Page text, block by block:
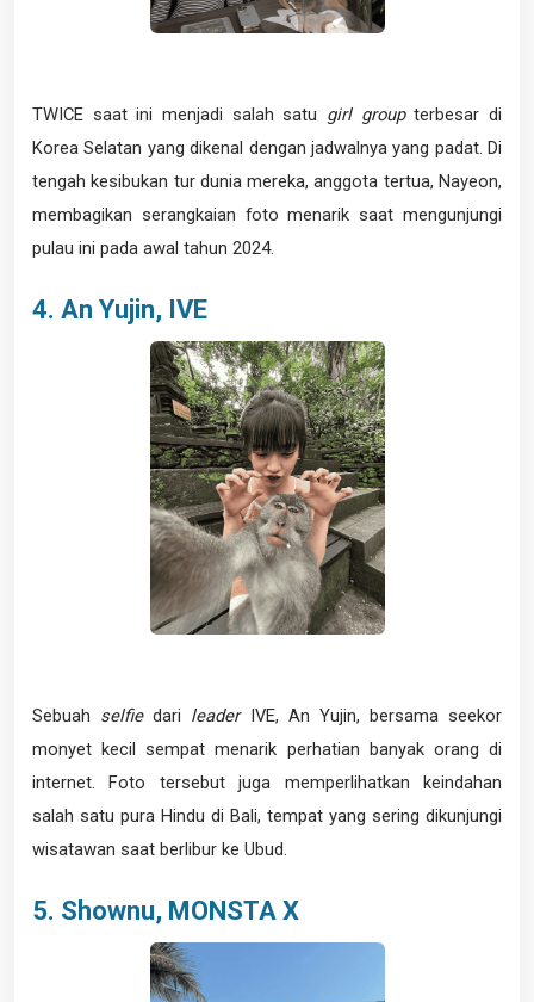
TWICE saat ini menjadi salah satu girl groupterbesar di
Korea Selatan yang dikenal dengan jadwalnya yang padat. Di
tengah kesibukan tur dunia mereka, anggota tertua, Nayeon,
membagikan serangkaian foto menarik saat mengunjungi
pulau ini pada awal tahun 2024.
4. An Yujin, IVE
Sebuah selfiedari leaderIVE, An Yujin, bersama seekor
monyet kecil sempat menarik perhatian banyak orang di
internet. Foto tersebut juga memperlihatkan keindahan
salah satu pura Hindu di Bali, tempat yang sering dikunjungi
wisatawan saat berlibur ke Ubud.
5. Shownu, MONSTA X